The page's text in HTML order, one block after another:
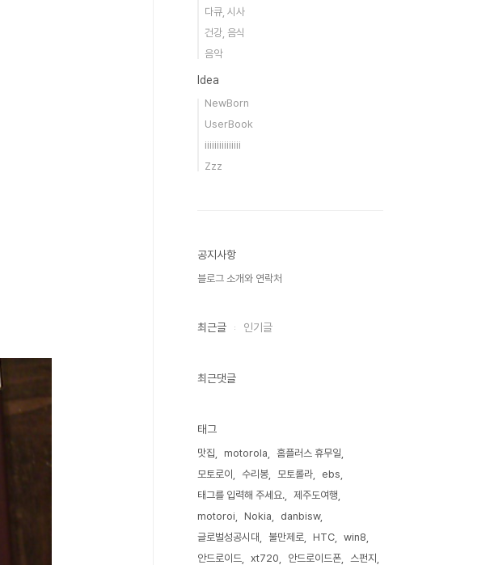
다큐, 시사
건강, 음식
음악
Idea
NewBorn
UserBook
iiiiiiiiiiiiiii
Zzz
공지사항
블로그 소개와 연락처
최근글 인기글
최근댓글
태그
맛집 motorola
홈플러스 휴무일
모토로이
수리봉 모토롤라
ebs
태그를 입력해 주세요.
제주도여행
motoroi
Nokia
danbisw
글로벌성공시대
불만제로 HTC
win8
안드로이드
xt720 안드로이드폰
스펀지